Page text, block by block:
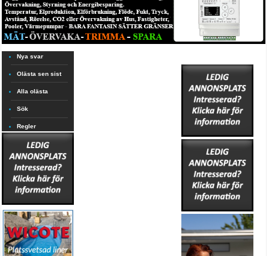
Nya svar
Olästa sen sist
Alla olästa
Sök
Regler